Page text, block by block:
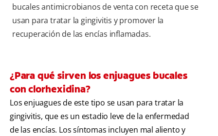
bucales antimicrobianos de venta con receta que se
usan para tratar la gingivitis y promover la
recuperación de las encías inflamadas.
¿Para qué sirven los enjuagues bucales
con clorhexidina?
Los enjuagues de este tipo se usan para tratar la
gingivitis, que es un estadio leve de la enfermedad
de las encías. Los síntomas incluyen mal aliento y